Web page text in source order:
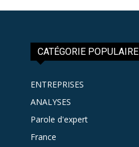
CATÉGORIE POPULAIRE
ENTREPRISES
ANALYSES
Parole d'expert
France